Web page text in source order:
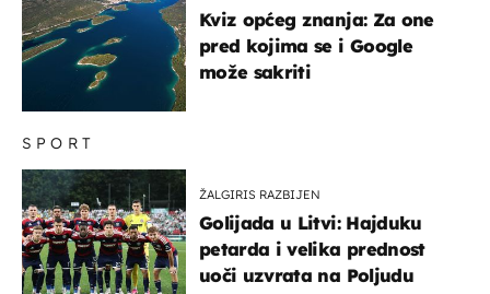
SPORT
ŽALGIRIS RAZBIJEN
Golijada u Litvi: Hajduku
petarda i velika prednost
uoči uzvrata na Poljudu
Kviz općeg znanja: Za one
pred kojima se i Google
može sakriti